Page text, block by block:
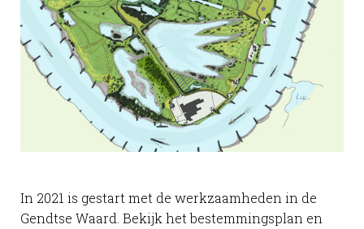
In 2021 is gestart met de werkzaamheden in de
Gendtse Waard. Bekijk het bestemmingsplan en